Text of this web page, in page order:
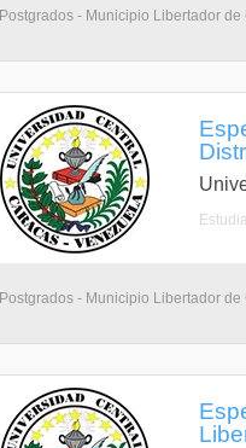
Postgrados - Municipio Libertador de
Postgrados - Municipio Libertador de